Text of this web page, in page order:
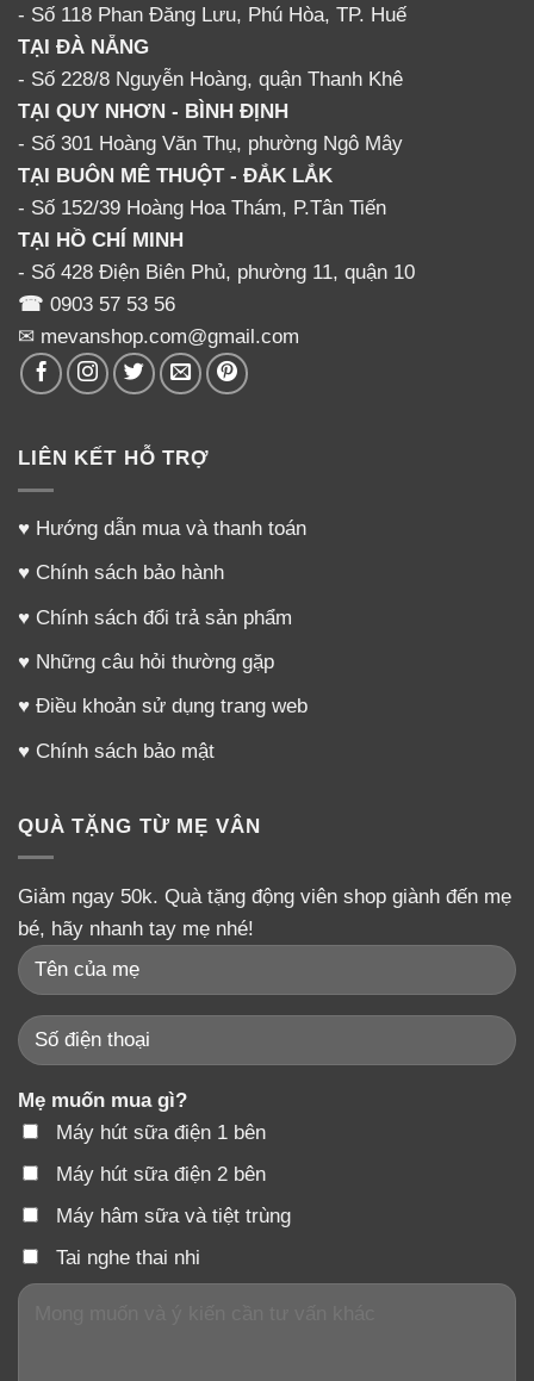
- Số 118 Phan Đăng Lưu, Phú Hòa, TP. Huế
TẠI ĐÀ NẴNG
- Số 228/8 Nguyễn Hoàng, quận Thanh Khê
TẠI QUY NHƠN - BÌNH ĐỊNH
- Số 301 Hoàng Văn Thụ, phường Ngô Mây
TẠI BUÔN MÊ THUỘT - ĐẮK LẮK
- Số 152/39 Hoàng Hoa Thám, P.Tân Tiến
TẠI HỒ CHÍ MINH
- Số 428 Điện Biên Phủ, phường 11, quận 10
☎ 0903 57 53 56
✉ mevanshop.com@gmail.com
LIÊN KẾT HỖ TRỢ
♥ Hướng dẫn mua và thanh toán
♥ Chính sách bảo hành
♥ Chính sách đổi trả sản phẩm
♥ Những câu hỏi thường gặp
♥ Điều khoản sử dụng trang web
♥ Chính sách bảo mật
QUÀ TẶNG TỪ MẸ VÂN
Giảm ngay 50k. Quà tặng động viên shop giành đến mẹ
bé, hãy nhanh tay mẹ nhé!
Mẹ muốn mua gì?
Máy hút sữa điện 1 bên
Máy hút sữa điện 2 bên
Máy hâm sữa và tiệt trùng
Tai nghe thai nhi